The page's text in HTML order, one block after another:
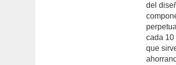
del
cada 10
que